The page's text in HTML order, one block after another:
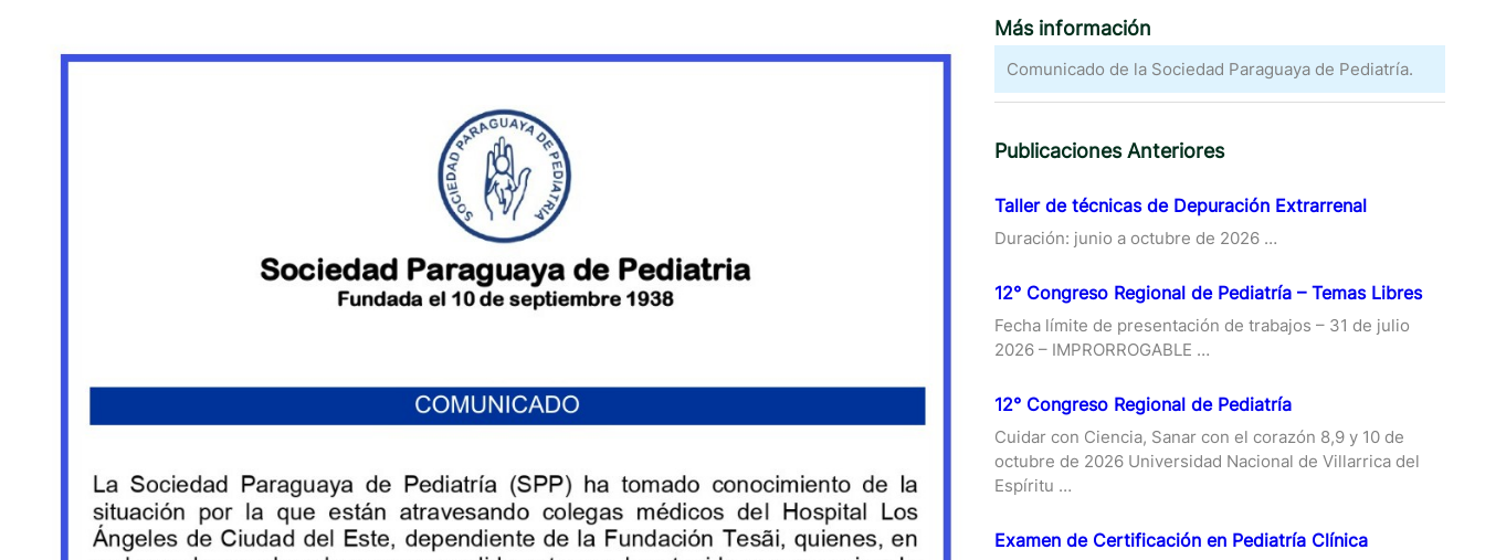
Más información
Comunicado de la Sociedad Paraguaya de Pediatría.
Publicaciones Anteriores
Taller de técnicas de Depuración Extrarrenal
Duración: junio a octubre de 2026 …
12° Congreso Regional de Pediatría – Temas Libres
Fecha límite de presentación de trabajos – 31 de julio
2026 – IMPRORROGABLE …
12° Congreso Regional de Pediatría
Cuidar con Ciencia, Sanar con el corazón 8,9 y 10 de
octubre de 2026 Universidad Nacional de Villarrica del
Espíritu …
Examen de Certificación en Pediatría Clínica